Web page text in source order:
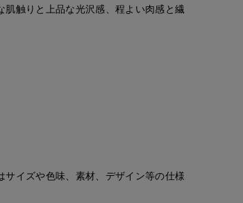
触りと上品な光沢感、程よい肉感と繊
イズや色味、素材、デザイン等の仕様